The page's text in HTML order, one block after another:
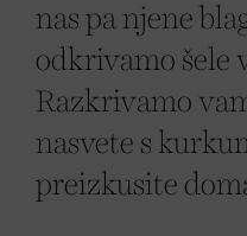
nas pa njene
odkrivamo šele
Razkrivamo
nasvete s
preizkusite